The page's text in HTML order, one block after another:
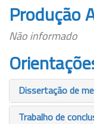
Produção
Não informado
Dissertação de
Trabalho de